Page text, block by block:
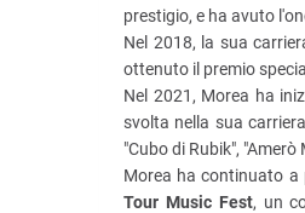
prestigio, e ha avuto
Nel 2018, la sua
ottenuto il premio
Nel 2021, Morea ha
svolta nella sua
"Cubo di Rubik", "Amerò
Morea ha continuato a
Tour Music Fest, un